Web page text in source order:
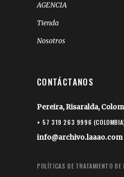
AGENCIA
Tienda
Nosotros
CONTÁCTANOS
Pereira, Risaralda,
+ 57 319 263 9996
info@archivo.laaao.com
POLÍTICAS DE TRATAMIENTO DE